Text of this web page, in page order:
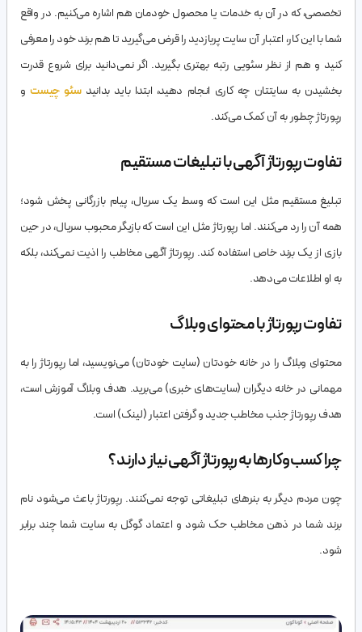
تخصصی، که در آن به خدمات یا محصول خودمان هم اشاره می‌کنیم. در واقع
شما با این کار، اعتبار آن سایت پربازدید را قرض می‌گیرید تا هم برند خود را معرفی
کنید و هم از نظر سئویی رتبه بهتری بگیرید. اگر نمی‌دانید برای شروع قدرت
بخشیدن به سایتتان چه کاری انجام دهید، ابتدا باید بدانیدسئو چیستو
رپورتاژ چطور به آن کمک می‌کند.
تفاوت رپورتاژ آگهی با تبلیغات مستقیم
تبلیغ مستقیم مثل این است که وسط یک سریال، پیام بازرگانی پخش شود؛
همه آن را رد می‌کنند. اما رپورتاژ مثل این است که بازیگر محبوب سریال، در حین
بازی از یک برند خاص استفاده کند. رپورتاژ آگهی مخاطب را اذیت نمی‌کند، بلکه
به او اطلاعات می‌دهد.
تفاوت رپورتاژ با محتوای وبلاگ
محتوای وبلاگ را در خانه خودتان (سایت خودتان) می‌نویسید، اما رپورتاژ را به
مهمانی در خانه دیگران (سایت‌های خبری) می‌برید. هدف وبلاگ آموزش است،
هدف رپورتاژ جذب مخاطب جدید و گرفتن اعتبار (لینک) است.
چرا کسب‌وکارها به رپورتاژ آگهی نیاز دارند؟
چون مردم دیگر به بنرهای تبلیغاتی توجه نمی‌کنند. رپورتاژ باعث می‌شود نام
برند شما در ذهن مخاطب حک شود و اعتماد گوگل به سایت شما چند برابر
شود.